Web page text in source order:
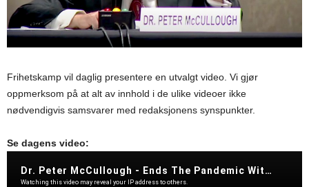
Frihetskamp vil daglig presentere en utvalgt video. Vi gjør
oppmerksom på at alt av innhold i de ulike videoer ikke
nødvendigvis samsvarer med redaksjonens synspunkter.
Se dagens video: